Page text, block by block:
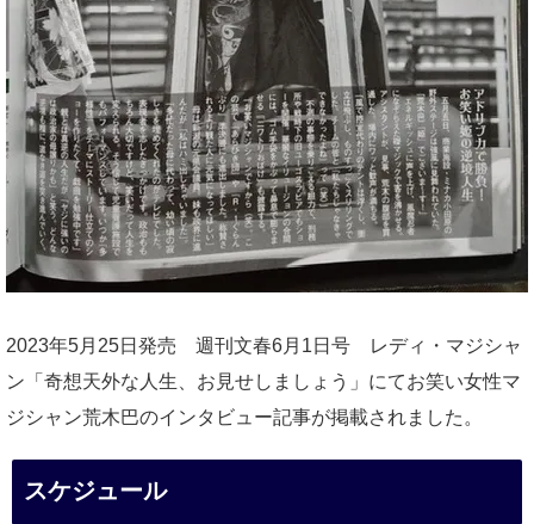
2023年5月25日発売 週刊文春6月1日号 レディ・マジシャ
ン「奇想天外な人生、お見せしましょう」にてお笑い女性マ
ジシャン荒木巴のインタビュー記事が掲載されました。
スケジュール